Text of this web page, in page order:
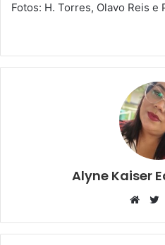
Fotos: H. Torres, Olavo Reis e
Alyne Kaiser